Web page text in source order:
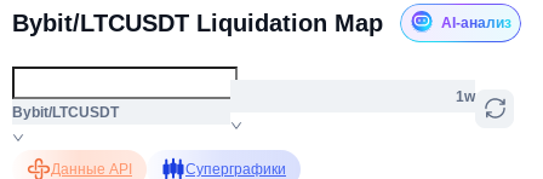
Bybit/LTCUSDT Liquidation Map AI-анализ
Bybit/LTCUSDT
1w
Данные API Суперграфики